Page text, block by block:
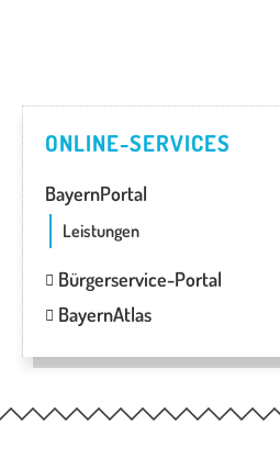
ONLINE-SERVICES
BayernPortal
Leistungen
Bürgerservice-Portal
BayernAtlas